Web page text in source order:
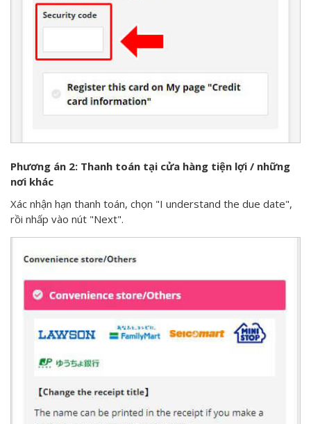
Phương án 2: Thanh toán tại cửa hàng tiện lợi / những
nơi khác
Xác nhận hạn thanh toán, chọn "I understand the due date",
rồi nhấp vào nút "Next".